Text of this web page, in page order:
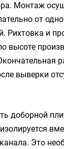
Монтаж
от
Рихтовка и
высоте
выверки
доборной
Это